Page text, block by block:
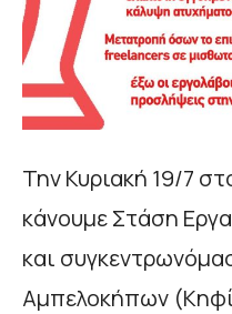
Την Κυριακή 19/7
κάνουμε Στάση
και
Αμπελοκήπων